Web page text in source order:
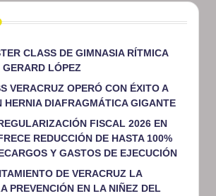
CLASS DE GIMNASIA RÍTMICA
LÓPEZ
VERACRUZ OPERÓ CON ÉXITO A
HERNIA DIAFRAGMÁTICA GIGANTE
FISCAL 2026 EN
REDUCCIÓN DE HASTA 100%
Y GASTOS DE EJECUCIÓN
DE VERACRUZ LA
PREVENCIÓN EN LA NIÑEZ DEL